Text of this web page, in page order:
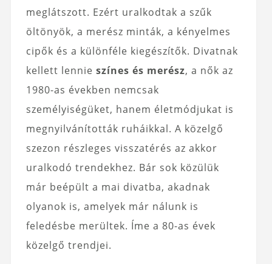
meglátszott. Ezért uralkodtak a szűk
öltönyök, a merész minták, a kényelmes
cipők és a különféle kiegészítők. Divatnak
kellett lennie színes és merész, a nők az
1980-as években nemcsak
személyiségüket, hanem életmódjukat is
megnyilvánították ruháikkal. A közelgő
szezon részleges visszatérés az akkor
uralkodó trendekhez. Bár sok közülük
már beépült a mai divatba, akadnak
olyanok is, amelyek már nálunk is
feledésbe merültek. Íme a 80-as évek
közelgő trendjei.